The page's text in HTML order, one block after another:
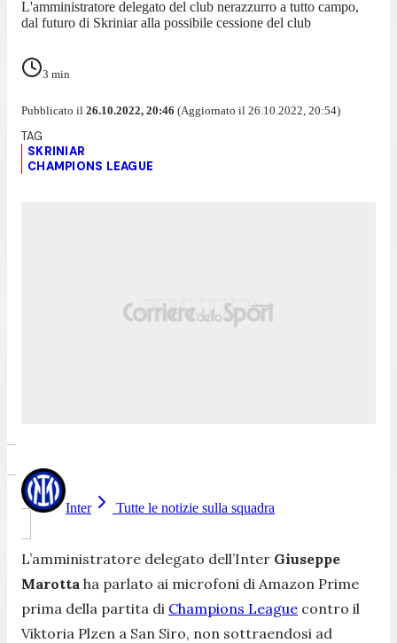
L'amministratore delegato del club nerazzurro a tutto campo,
dal futuro di Skriniar alla possibile cessione del club
3 min
Pubblicato il 26.10.2022, 20:46 (Aggiornato il 26.10.2022, 20:54)
SKRINIAR
CHAMPIONS LEAGUE
Inter Tutte le notizie sulla squadra
L’amministratore delegato dell’Inter Giuseppe
Marotta ha parlato ai microfoni di Amazon Prime
prima della partita di Champions League contro il
Viktoria Plzen a San Siro, non sottraendosi ad